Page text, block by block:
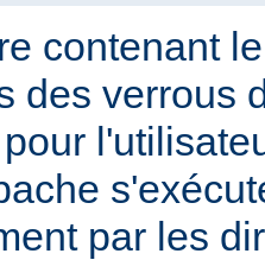
contenant
des verrous
par les